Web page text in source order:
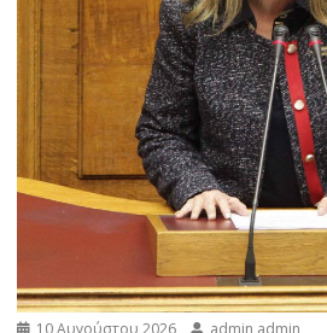
10 Αυγούστου 2026 admin admin